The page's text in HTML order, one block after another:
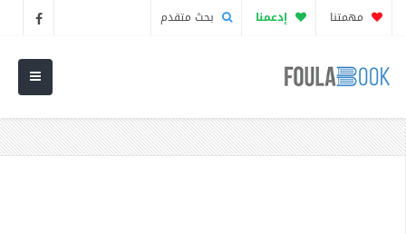
مهمتنا إدعمنا بحث متقدم